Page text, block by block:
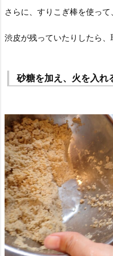
さらに、すりこぎ棒を使って
渋皮が残っていたりしたら、
砂糖を加え、火を入れ